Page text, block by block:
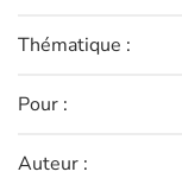
Thématique :
Pour :
Auteur :